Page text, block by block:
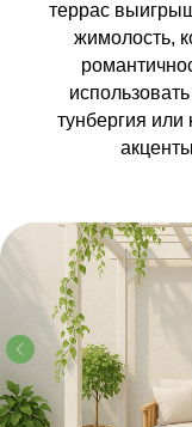
террас
жимолость,
тунбергия